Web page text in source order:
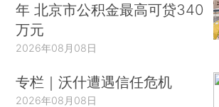
年 北京市公积金最高可贷340
万元
2026年08月08日
专栏｜沃什遭遇信任危机
2026年08月08日